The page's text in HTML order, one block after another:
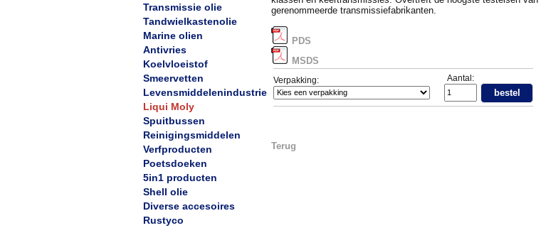
Transmissie olie
Tandwielkastenolie
Marine olien
Antivries
Koelvloeistof
Smeervetten
Levensmiddelenindustrie
Liqui Moly
Spuitbussen
Reinigingsmiddelen
Verfproducten
Poetsdoeken
5in1 producten
Shell olie
Diverse accesoires
Rustyco
gerenommeerde transmissiefabrikanten.
PDS
MSDS
Verpakking: Aantal:
bestel
Terug